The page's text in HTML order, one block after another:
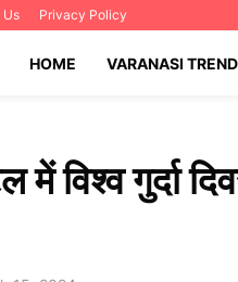
Us Privacy Policy
HOME VARANASI
में विश्व गुर्दा